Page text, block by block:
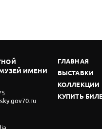
ИМЕНИ
ГЛАВНАЯ
ВЫСТАВКИ
КОЛЛЕКЦИИ
КУПИТЬ